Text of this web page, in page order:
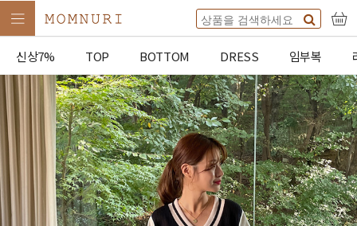
신상7% TOP BOTTOM DRESS 임부복